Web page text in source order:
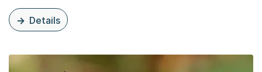
Details
zu diesem Thema: Buchsbaumzünsler